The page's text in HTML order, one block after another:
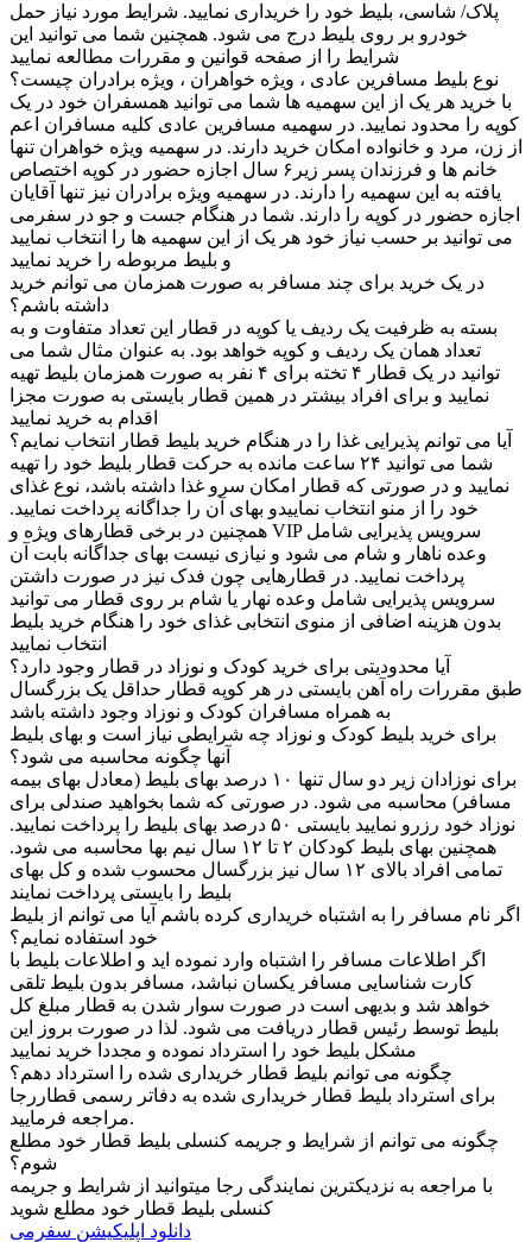
پلاک/ شاسی، بلیط خود را خریداری نمایید. شرایط مورد نیاز حمل
خودرو بر روی بلیط درج می شود. همچنین شما می توانید این
شرایط را از صفحه قوانین و مقررات مطالعه نمایید
نوع بلیط مسافرین عادی ، ویژه خواهران ، ویژه برادران چیست؟
با خرید هر یک از این سهمیه ها شما می توانید همسفران خود در یک
کوپه را محدود نمایید. در سهمیه مسافرین عادی کلیه مسافران اعم
از زن، مرد و خانواده امکان خرید دارند. در سهمیه ویژه خواهران تنها
خانم ها و فرزندان پسر زیر۶ سال اجازه حضور در کوپه اختصاص
یافته به این سهمیه را دارند. در سهمیه ویژه برادران نیز تنها آقایان
اجازه حضور در کوپه را دارند. شما در هنگام جست و جو در سفرمی
می توانید بر حسب نیاز خود هر یک از این سهمیه ها را انتخاب نمایید
و بلیط مربوطه را خرید نمایید
در یک خرید برای چند مسافر به صورت همزمان می توانم خرید
داشته باشم؟
بسته به ظرفیت یک ردیف یا کوپه در قطار این تعداد متفاوت و به
تعداد همان یک ردیف و کوپه خواهد بود. به عنوان مثال شما می
توانید در یک قطار ۴ تخته برای ۴ نفر به صورت همزمان بلیط تهیه
نمایید و برای افراد بیشتر در همین قطار بایستی به صورت مجزا
اقدام به خرید نمایید
آیا می توانم پذیرایی غذا را در هنگام خرید بلیط قطار انتخاب نمایم؟
شما می توانید ۲۴ ساعت مانده به حرکت قطار بلیط خود را تهیه
نمایید و در صورتی که قطار امکان سرو غذا داشته باشد، نوع غذای
خود را از منو انتخاب نماییدو بهای آن را جداگانه پرداخت نمایید.
همچنین در برخی قطارهای ویژه و VIP سرویس پذیرایی شامل
وعده ناهار و شام می شود و نیازی نیست بهای جداگانه بابت آن
پرداخت نمایید. در قطارهایی چون فدک نیز در صورت داشتن
سرویس پذیرایی شامل وعده نهار یا شام بر روی قطار می توانید
بدون هزینه اضافی از منوی انتخابی غذای خود را هنگام خرید بلیط
انتخاب نمایید
آیا محدودیتی برای خرید کودک و نوزاد در قطار وجود دارد؟
طبق مقررات راه آهن بایستی در هر کوپه قطار حداقل یک بزرگسال
به همراه مسافران کودک و نوزاد وجود داشته باشد
برای خرید بلیط کودک و نوزاد چه شرایطی نیاز است و بهای بلیط
آنها چگونه محاسبه می شود؟
برای نوزادان زیر دو سال تنها ۱۰ درصد بهای بلیط (معادل بهای بیمه
مسافر) محاسبه می شود. در صورتی که شما بخواهید صندلی برای
نوزاد خود رزرو نمایید بایستی ۵۰ درصد بهای بلیط را پرداخت نمایید.
همچنین بهای بلیط کودکان ۲ تا ۱۲ سال نیم بها محاسبه می شود.
تمامی افراد بالای ۱۲ سال نیز بزرگسال محسوب شده و کل بهای
بلیط را بایستی پرداخت نمایند
اگر نام مسافر را به اشتباه خریداری کرده باشم آیا می توانم از بلیط
خود استفاده نمایم؟
اگر اطلاعات مسافر را اشتباه وارد نموده اید و اطلاعات بلیط با
کارت شناسایی مسافر یکسان نباشد، مسافر بدون بلیط تلقی
خواهد شد و بدیهی است در صورت سوار شدن به قطار مبلغ کل
بلیط توسط رئیس قطار دریافت می شود. لذا در صورت بروز این
مشکل بلیط خود را استرداد نموده و مجددا خرید نمایید
چگونه می توانم بلیط قطار خریداری شده را استرداد دهم؟
برای استرداد بلیط قطار خریداری شده به دفاتر رسمی قطاررجا
مراجعه فرمایید.
چگونه می توانم از شرایط و جریمه کنسلی بلیط قطار خود مطلع
شوم؟
با مراجعه به نزدیکترین نمایندگی رجا میتوانید از شرایط و جریمه
کنسلی بلیط قطار خود مطلع شوید
دانلود اپلیکیشن سفرمی